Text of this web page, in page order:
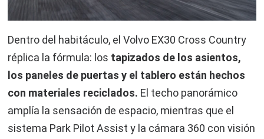
Dentro del habitáculo, el Volvo EX30 Cross Country
réplica la fórmula: los tapizados de los asientos,
los paneles de puertas y el tablero están hechos
con materiales reciclados. El techo panorámico
amplía la sensación de espacio, mientras que el
sistema Park Pilot Assist y la cámara 360 con visión